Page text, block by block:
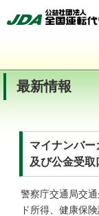
最新情報
マイナンバ
及び公金受
警察庁交通局交
ド所得、健康保